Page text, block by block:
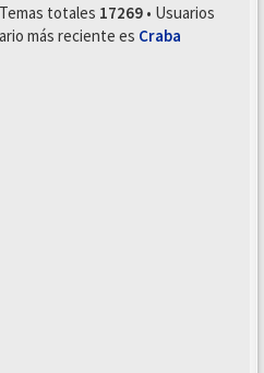
Temas totales 17269 • Usuarios
más reciente es Craba